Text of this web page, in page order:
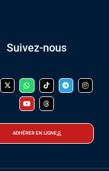
Suivez-nous
ADHÉRER EN LIGNE